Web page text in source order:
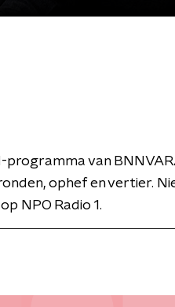
programma van
ophef en vertier.
NPO Radio 1.